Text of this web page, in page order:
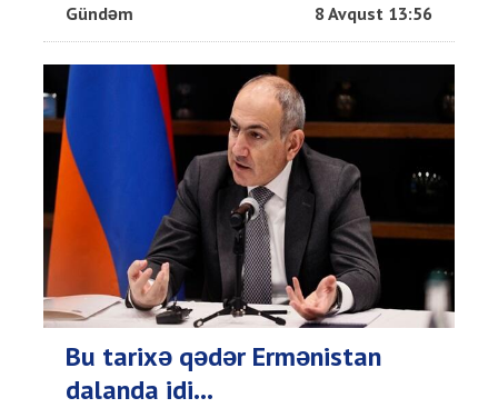
Gündəm 8 Avqust 13:56
Bu tarixə qədər Ermənistan
dalanda idi...